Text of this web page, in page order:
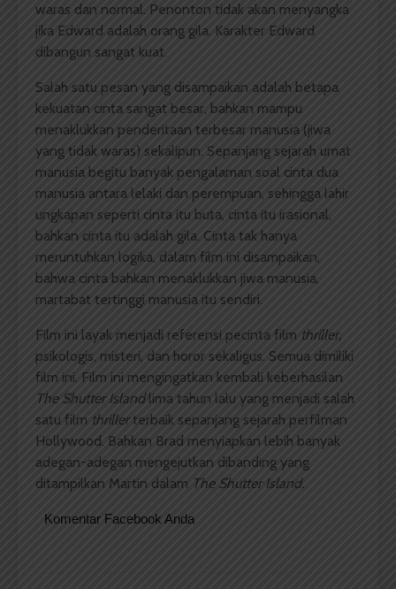
waras dan normal. Penonton tidak akan menyangka
jika Edward adalah orang gila. Karakter Edward
dibangun sangat kuat.
Salah satu pesan yang disampaikan adalah betapa
kekuatan cinta sangat besar, bahkan mampu
menaklukkan penderitaan terbesar manusia (jiwa
yang tidak waras) sekalipun. Sepanjang sejarah umat
manusia begitu banyak pengalaman soal cinta dua
manusia antara lelaki dan perempuan, sehingga lahir
ungkapan seperti cinta itu buta, cinta itu irasional,
bahkan cinta itu adalah gila. Cinta tak hanya
meruntuhkan logika, dalam film ini disampaikan,
bahwa cinta bahkan menaklukkan jiwa manusia,
martabat tertinggi manusia itu sendiri.
Film ini layak menjadi referensi pecinta film thriller,
psikologis, misteri, dan horor sekaligus. Semua dimiliki
film ini. Film ini mengingatkan kembali keberhasilan
The Shutter Island lima tahun lalu yang menjadi salah
satu film thrillerterbaik sepanjang sejarah perfilman
Hollywood. Bahkan Brad menyiapkan lebih banyak
adegan-adegan mengejutkan dibanding yang
ditampilkan Martin dalam The Shutter Island.
Komentar Facebook Anda